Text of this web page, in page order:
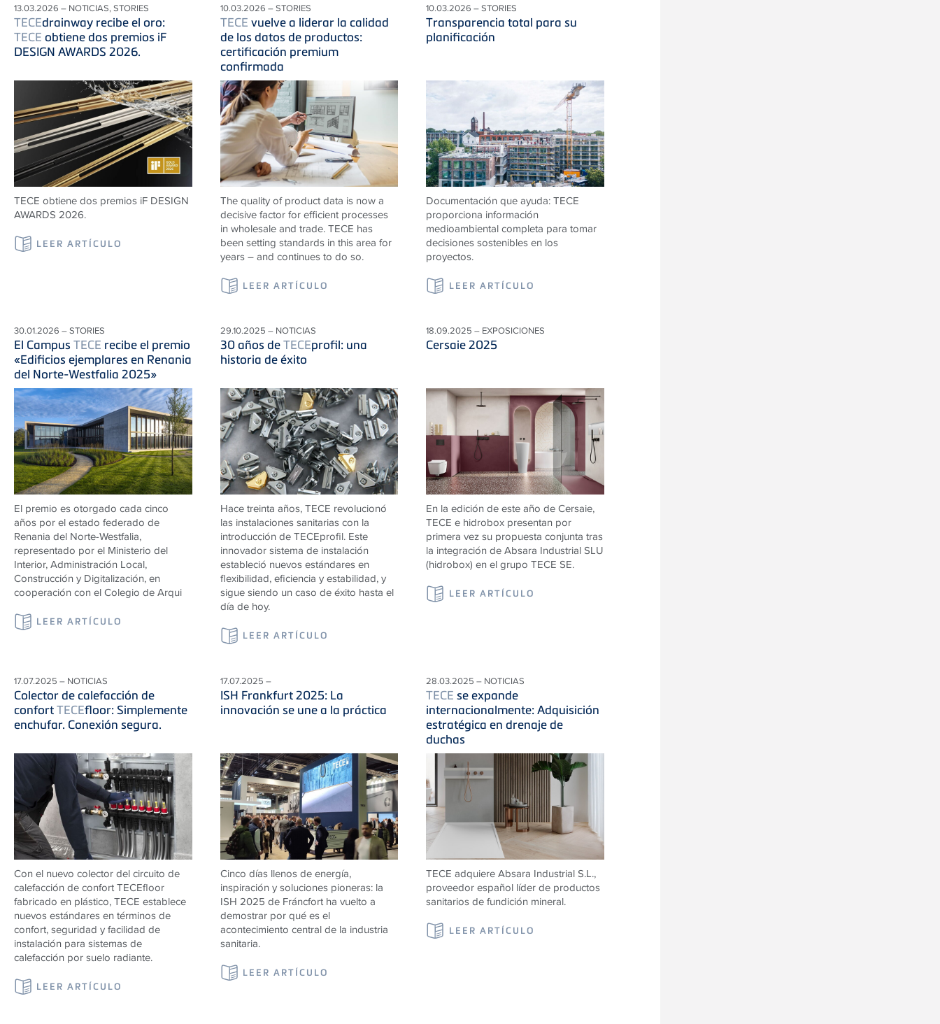
13.03.2026 – NOTICIAS, STORIES
TECEdrainway recibe el oro:
TECE obtiene dos premios iF
DESIGN AWARDS 2026.
TECE obtiene dos premios iF DESIGN
AWARDS 2026.
LEER ARTÍCULO
10.03.2026 – STORIES
TECE vuelve a liderar la calidad
de los datos de productos:
certificación premium
confirmada
The quality of product data is now a
decisive factor for efficient processes
in wholesale and trade.TECE has
been setting standards in this area for
years – and continues to do so.
LEER ARTÍCULO
10.03.2026 – STORIES
Transparencia total para su
planificación
Documentación que ayuda:TECE
proporciona información
medioambiental completa para tomar
decisiones sostenibles en los
proyectos.
LEER ARTÍCULO
30.01.2026 – STORIES
El Campus TECE recibe el premio
«Edificios ejemplares en Renania
del Norte-Westfalia 2025»
El premio es otorgado cada cinco
años por el estado federado de
Renania del Norte-Westfalia,
representado por el Ministerio del
Interior, Administración Local,
Construcción y Digitalización, en
cooperación con el Colegio de Arqui
LEER ARTÍCULO
29.10.2025 – NOTICIAS
30 años deTECEprofil: una
historia de éxito
Hace treinta años,TECE revolucionó
las instalaciones sanitarias con la
introducción deTECEprofil. Este
innovador sistema de instalación
estableció nuevos estándares en
flexibilidad, eficiencia y estabilidad, y
sigue siendo un caso de éxito hasta el
día de hoy.
LEER ARTÍCULO
18.09.2025 – EXPOSICIONES
Cersaie 2025
En la edición de este año de Cersaie,
TECE e hidrobox presentan por
primera vez su propuesta conjunta tras
la integración de Absara Industrial SLU
(hidrobox) en el grupo TECE SE.
LEER ARTÍCULO
17.07.2025 – NOTICIAS
Colector de calefacción de
confortTECEfloor: Simplemente
enchufar. Conexión segura.
Con el nuevo colector del circuito de
calefacción de confortTECEfloor
fabricado en plástico,TECE establece
nuevos estándares en términos de
confort, seguridad y facilidad de
instalación para sistemas de
calefacción por suelo radiante.
LEER ARTÍCULO
17.07.2025 –
ISH Frankfurt 2025: La
innovación se une a la práctica
Cinco días llenos de energía,
inspiración y soluciones pioneras: la
ISH 2025 de Fráncfort ha vuelto a
demostrar por qué es el
acontecimiento central de la industria
sanitaria.
LEER ARTÍCULO
28.03.2025 – NOTICIAS
TECE se expande
internacionalmente: Adquisición
estratégica en drenaje de
duchas
TECE adquiere Absara Industrial S.L.,
proveedor español líder de productos
sanitarios de fundición mineral.
LEER ARTÍCULO